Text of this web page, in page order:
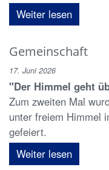
Weiter lesen
Gemeinschaft
17. Juni 2026
"Der Himmel geht
Zum zweiten Mal
unter freiem Himmel
gefeiert.
Weiter lesen